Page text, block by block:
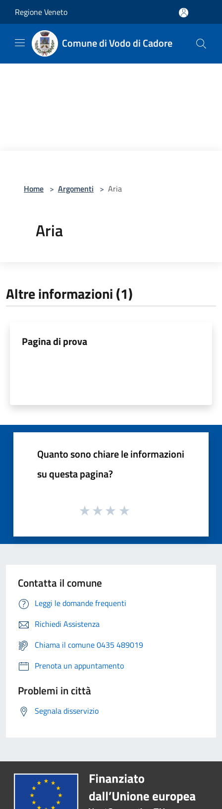
Regione Veneto
Comune di Vodo di Cadore
Home > Argomenti > Aria
Aria
Altre informazioni (1)
Pagina di prova
Quanto sono chiare le informazioni
su questa pagina?
Contatta il comune
Leggi le domande frequenti
Richiedi Assistenza
Chiama il comune 0435 489019
Prenota un appuntamento
Problemi in città
Segnala disservizio